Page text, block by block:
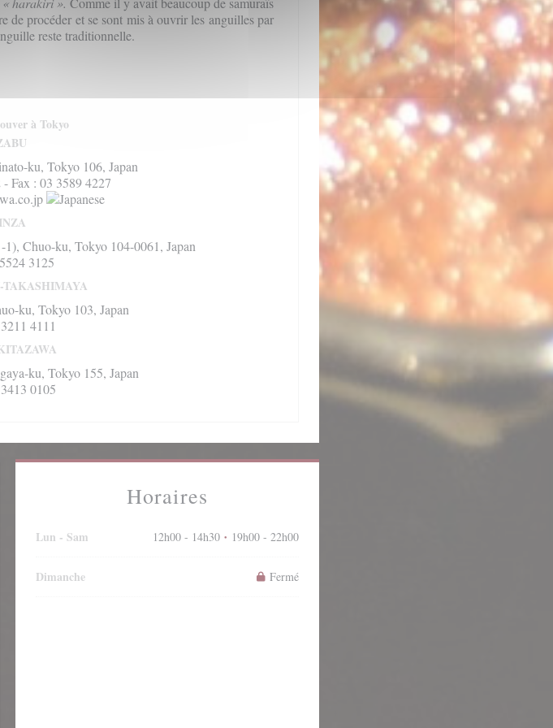
de procéder et se sont mis à ouvrir les anguilles par
reste traditionnelle.
à Tokyo
ku, Tokyo 106, Japan
Fax : 03 3589 4227
Chuo-ku, Tokyo 104-0061, Japan
3125
ku, Tokyo 103, Japan
4111
ku, Tokyo 155, Japan
0105
Horaires
Lun - Sam 12h00 - 14h30 • 19h00 - 22h00
Dimanche Fermé